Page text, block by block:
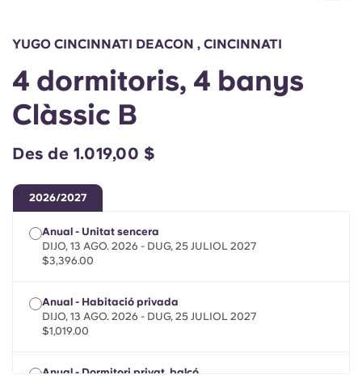
Chinese
French
Inicia la sessió
YUGO CINCINNATI DEACON , CINCINNATI
4 dormitoris, 4 banys
Clàssic B
Des de 1.019,00 $
2026/2027
Anual - Unitat sencera
DIJO, 13 AGO. 2026 - DUG, 25 JULIOL 2027
$3,396.00
Anual - Habitació privada
DIJO, 13 AGO. 2026 - DUG, 25 JULIOL 2027
$1,019.00
Anual - Dormitori privat, balcó